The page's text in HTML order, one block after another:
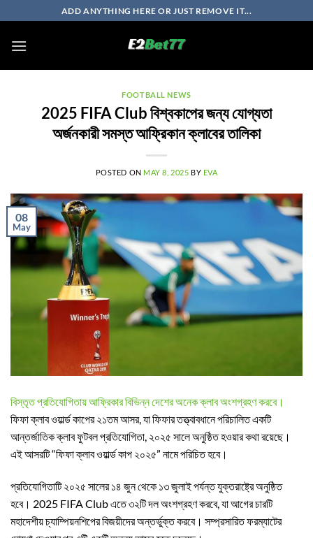
to
content
ADD ANYTHING HERE OR JUST REMOVE IT...
FOOTBALL NEWS
2025 FIFA Club বিশ্বকাপের জন্য যোগ্যতা
অর্জনকারী সমস্ত আফ্রিকান ক্লাবের তালিকা
POSTED ON MAY 8, 2025 BY EVA
08
May
বিস্তৃত প্রতিযোগিতায় আফ্রিকার বিভিন্ন দেশের অনেক ক্লাব অংশগ্রহণ করবে।
ফিফা ক্লাব ওয়ার্ল্ড কাপের ২১তম আসর, যা ফিফার তত্ত্বাবধানে পরিচালিত একটি
আন্তর্জাতিক ক্লাব ফুটবল প্রতিযোগিতা, ২০২৫ সালে অনুষ্ঠিত হওয়ার কথা রয়েছে।
এই আসরটি “ফিফা ক্লাব ওয়ার্ল্ড কাপ ২০২৫” নামে পরিচিত হবে।
প্রতিযোগিতাটি ২০২৫ সালের ১৪ জুন থেকে ১৩ জুলাই পর্যন্ত যুক্তরাষ্ট্রে অনুষ্ঠিত
হবে। 2025 FIFA Club এতে ৩২টি দল অংশগ্রহণ করবে, যা আগের চারটি
মহাদেশীয় চ্যাম্পিয়নশিপের বিজয়ীদের অন্তর্ভুক্ত করবে। সম্প্রসারিত ফরম্যাটের